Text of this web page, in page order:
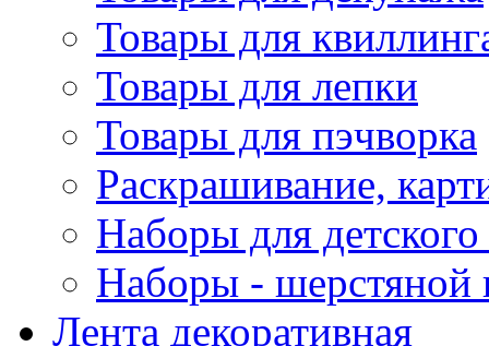
Товары для
Товары для лепки
Товары для пэчворка
Раскрашивание,
Наборы для
Наборы - шерстяной
Лента декоративная